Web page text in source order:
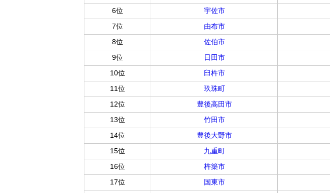
6位
宇佐市
7位
由布市
8位
佐伯市
9位
日田市
10位
臼杵市
11位
玖珠町
12位
豊後高田市
13位
竹田市
14位
豊後大野市
15位
九重町
16位
杵築市
17位
国東市